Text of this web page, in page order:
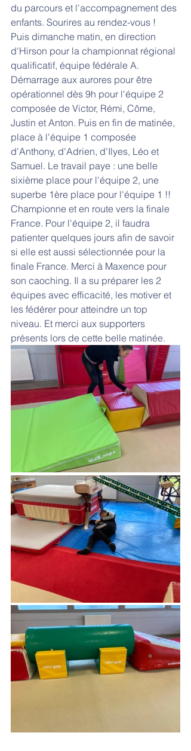
du parcours et l'accompagnement des
enfants. Sourires au rendez-vous !
Puis dimanche matin, en direction
d'Hirson pour la championnat régional
qualificatif, équipe fédérale A.
Démarrage aux aurores pour être
opérationnel dès 9h pour l'équipe 2
composée de Victor, Rémi, Côme,
Justin et Anton. Puis en fin de matinée,
place à l'équipe 1 composée
d'Anthony, d'Adrien, d'Ilyes, Léo et
Samuel. Le travail paye : une belle
sixième place pour l'équipe 2, une
superbe 1ère place pour l'équipe 1 !!
Championne et en route vers la finale
France. Pour l'équipe 2, il faudra
patienter quelques jours afin de savoir
si elle est aussi sélectionnée pour la
finale France. Merci à Maxence pour
son caoching. Il a su préparer les 2
équipes avec efficacité, les motiver et
les fédérer pour atteindre un top
niveau. Et merci aux supporters
présents lors de cette belle matinée.